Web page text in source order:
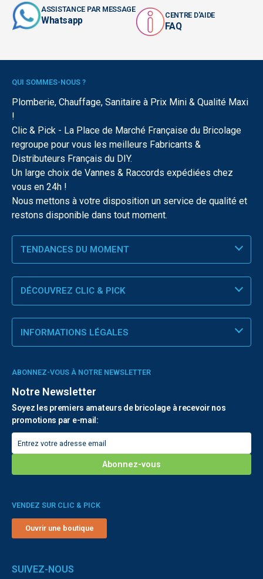
ASSISTANCE PAR MESSAGE
Whatsapp CENTRE D'AIDE
FAQ
QUI SOMMES-NOUS ?
Plomberie, Chauffage, Sanitaire à Prix Mini & Qualité Maxi
!
Clic & Pick - La Place de Marché Française du Bricolage
regroupe pour vous les meilleurs Fabricants &
Distributeurs Français du DIY.
Un large choix de Vannes & Raccords expédiées chez
vous en 24h !
Nous mettons à votre disposition un service de qualité et
restons disponible dans tout moment.
TENDANCES DU MOMENT
DÉCOUVREZ CLIC & PICK
INFORMATIONS LÉGALES
ABONNEZ-VOUS À NOTRE NEWSLETTER
Notre Newsletter
Soyez les premiers amateurs de bricolage à recevoir nos
promotions par e-mail:
VENDEZ SUR CLIC & PICK
Ouvrir une boutique
SUIVEZ-NOUS